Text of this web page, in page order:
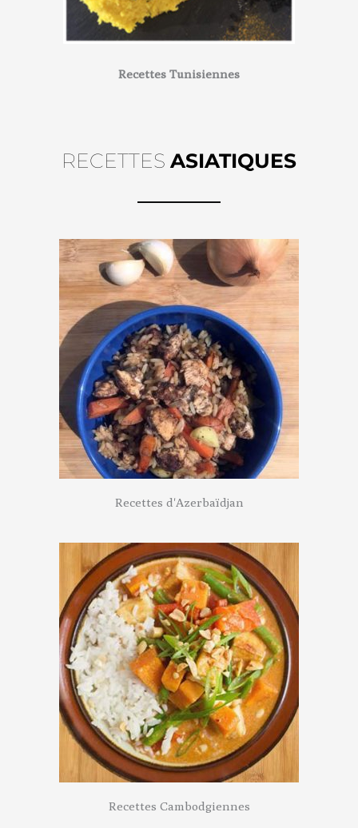
Recettes Tunisiennes
RECETTES ASIATIQUES
Recettes d'Azerbaïdjan
Recettes Cambodgiennes